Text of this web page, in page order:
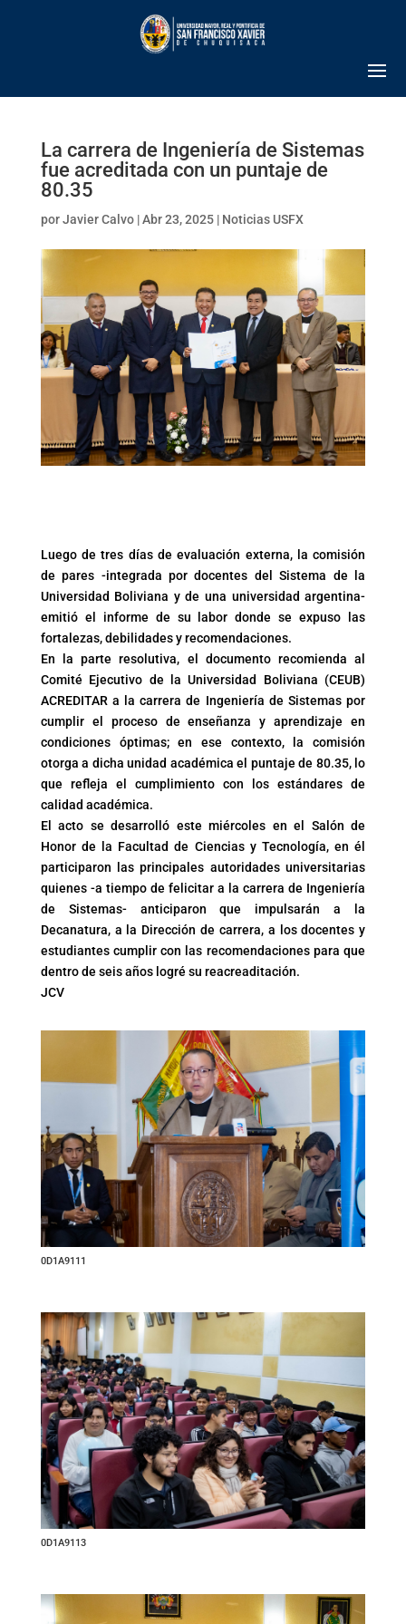
La carrera de Ingeniería de Sistemas
fue acreditada con un puntaje de
80.35
porJavier Calvo|Abr 23, 2025| Noticias USFX
Luego de tres días de evaluación externa, la comisión
de pares -integrada por docentes del Sistema de la
Universidad Boliviana y de una universidad argentina-
emitió el informe de su labor donde se expuso las
fortalezas, debilidades y recomendaciones.
En la parte resolutiva, el documento recomienda al
Comité Ejecutivo de la Universidad Boliviana (CEUB)
ACREDITAR a la carrera de Ingeniería de Sistemas por
cumplir el proceso de enseñanza y aprendizaje en
condiciones óptimas; en ese contexto, la comisión
otorga a dicha unidad académica el puntaje de 80.35, lo
que refleja el cumplimiento con los estándares de
calidad académica.
El acto se desarrolló este miércoles en el Salón de
Honor de la Facultad de Ciencias y Tecnología, en él
participaron las principales autoridades universitarias
quienes -a tiempo de felicitar a la carrera de Ingeniería
de Sistemas- anticiparon que impulsarán a la
Decanatura, a la Dirección de carrera, a los docentes y
estudiantes cumplir con las recomendaciones para que
dentro de seis años logré su reacreaditación.
JCV
0D1A9111
0D1A9113